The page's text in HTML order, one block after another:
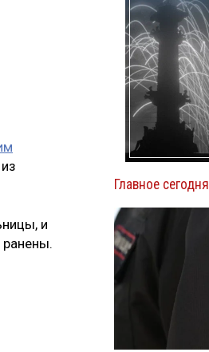
и
ранены.
Главное сегодня